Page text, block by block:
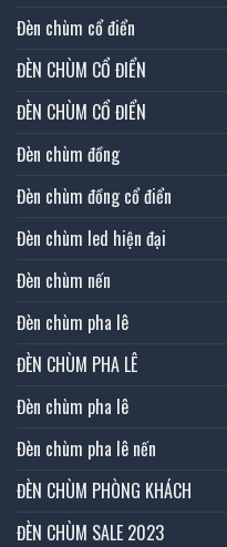
Đèn chùm cổ điển
ĐÈN CHÙM CỔ ĐIỂN
ĐÈN CHÙM CỔ ĐIỂN
Đèn chùm đồng
Đèn chùm đồng cổ điển
Đèn chùm led hiện đại
Đèn chùm nến
Đèn chùm pha lê
ĐÈN CHÙM PHA LÊ
Đèn chùm pha lê
Đèn chùm pha lê nến
ĐÈN CHÙM PHÒNG KHÁCH
ĐÈN CHÙM SALE 2023